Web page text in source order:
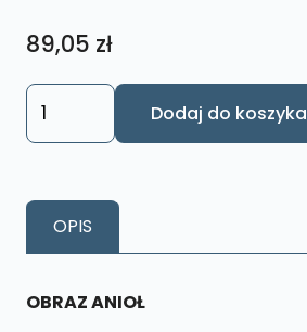
89,05 zł
ilość
Obraz
Rozmiar
23
Dodaj do koszyka
OPIS
OBRAZ ANIOŁ